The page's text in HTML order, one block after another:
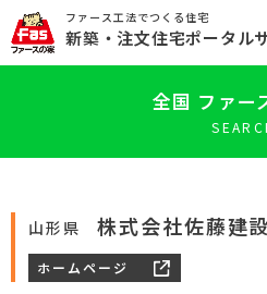
ファース工法でつくる住宅
新築 ・注文住宅ポータル
全国 ファー
山形県 株式会社佐藤建設
ホームページ